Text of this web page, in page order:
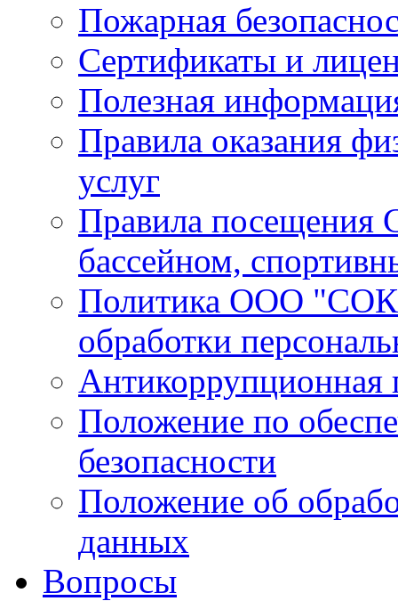
Пожарная
Сертификаты и
Полезная
Правила оказания
услуг
Правила посещения
бассейном,
Политика ООО "СОК
обработки
Положение по
безопасности
Положение об
данных
Вопросы